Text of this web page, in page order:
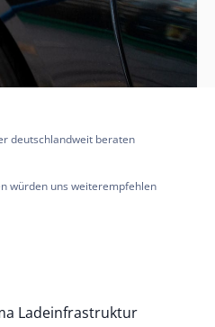
deutschlandweit beraten
würden uns weiterempfehlen
Ladeinfrastruktur